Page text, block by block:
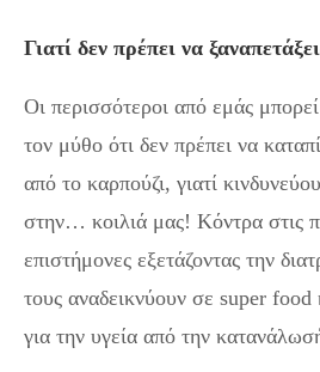
Γιατί δεν πρέπει να
Oι περισσότεροι από εμάς
τον μύθο ότι δεν πρέπει να
από το καρπούζι, γιατί
στην… κοιλιά μας! Κόντρα στις
επιστήμονες εξετάζοντας την
τους αναδεικνύουν σε super food
για την υγεία από την